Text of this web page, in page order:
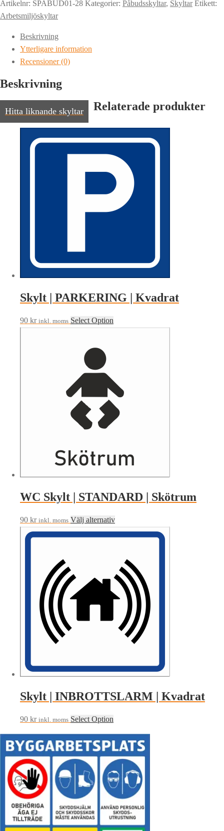
SÄKERHETSFÖRESKRIFTER
LADDNINGSPLATS
Artikelnr: SPABUD01-28 Kategorier: Påbudsskyltar, Skyltar Etikett:
Arbetsmiljöskyltar
Beskrivning
Ytterligare information
Recensioner (0)
Beskrivning
Hitta liknande skyltar Relaterade produkter
Skylt | PARKERING | Kvadrat
90 kr inkl. moms Select Option
WC Skylt | STANDARD | Skötrum
90 kr inkl. moms Välj alternativDen
här
flera
varianter.
De
olika
alternativen
kan
väljas
Skylt | INBROTTSLARM | Kvadrat
90 kr inkl. moms Select Option